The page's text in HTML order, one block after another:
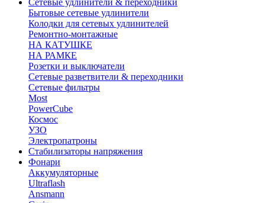
Сетевые удлинители & переходники
Бытовые сетевые удлинители
Колодки для сетевых удлинителей
Ремонтно-монтажные
НА КАТУШКЕ
НА РАМКЕ
Розетки и выключатели
Сетевые разветвители & переходники
Сетевые фильтры
Most
PowerCube
Космос
УЗО
Электропатроны
Стабилизаторы напряжения
Фонари
Аккумуляторные
Ultraflash
Ansmann